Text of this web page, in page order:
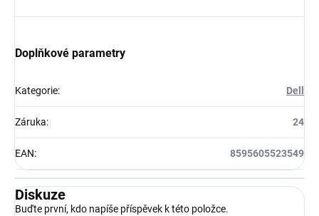
Doplňkové parametry
Kategorie: Dell
Záruka: 24
EAN: 8595605523549
Diskuze
Buďte první, kdo napíše příspěvek k této položce.